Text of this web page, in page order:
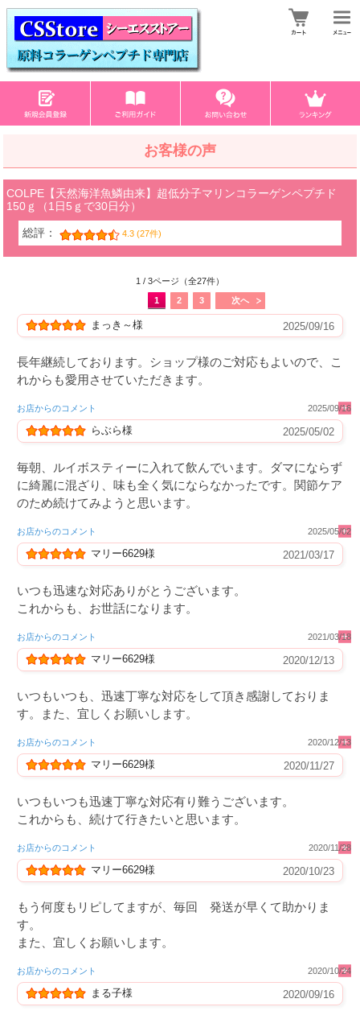
お客様の声
COLPE【天然海洋魚鱗由来】超低分子マリンコラーゲンペプチド
150ｇ（1日5ｇで30日分）
総評： 4.3 (27件)
1 / 3ページ（全27件）
1
2 3 次へ
まっき～様 2025/09/16
長年継続しております。ショップ様のご対応もよいので、こ
れからも愛用させていただきます。
お店からのコメント 2025/09/16
らぶら様 2025/05/02
毎朝、ルイボスティーに入れて飲んでいます。ダマにならず
に綺麗に混ざり、味も全く気にならなかったです。関節ケア
のため続けてみようと思います。
お店からのコメント 2025/05/02
マリー6629様 2021/03/17
いつも迅速な対応ありがとうございます。
これからも、お世話になります。
お店からのコメント 2021/03/18
マリー6629様 2020/12/13
いつもいつも、迅速丁寧な対応をして頂き感謝しておりま
す。また、宜しくお願いします。
お店からのコメント 2020/12/13
マリー6629様 2020/11/27
いつもいつも迅速丁寧な対応有り難うございます。
これからも、続けて行きたいと思います。
お店からのコメント 2020/11/28
マリー6629様 2020/10/23
もう何度もリピしてますが、毎回 発送が早くて助かりま
す。
また、宜しくお願いします。
お店からのコメント 2020/10/24
まる子様 2020/09/16